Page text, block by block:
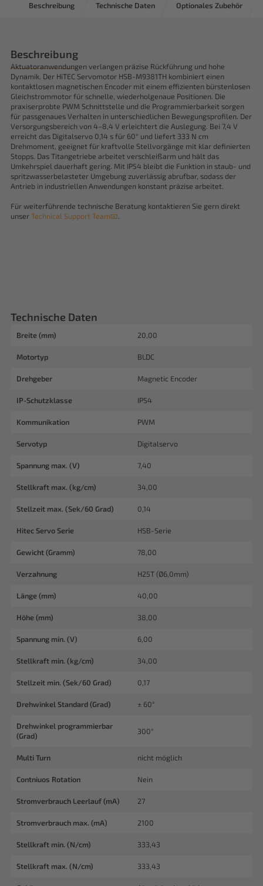
Beschreibung Technische Daten Optionales Zubehör
Beschreibung
Aktuatoranwendungen verlangen präzise Rückführung und hohe
Dynamik. Der HiTEC Servomotor HSB-M9381TH kombiniert einen
kontaktlosen magnetischen Encoder mit einem effizienten bürstenlosen
Gleichstrommotor für schnelle, wiederholgenaue Positionen. Die
praxiserprobte PWM Schnittstelle und die Programmierbarkeit sorgen
für passgenaues Verhalten in unterschiedlichen Bewegungsprofilen. Der
Versorgungsbereich von 4–8,4 V erleichtert die Auslegung. Bei 7,4 V
erreicht das Digitalservo 0,14 s für 60° und liefert 333 N cm
Drehmoment, geeignet für kraftvolle Stellvorgänge mit klar definierten
Stopps. Das Titangetriebe arbeitet verschleißarm und hält das
Umkehrspiel dauerhaft gering. Mit IP54 bleibt die Funktion in staub- und
spritzwasserbelasteter Umgebung zuverlässig abrufbar, sodass der
Antrieb in industriellen Anwendungen konstant präzise arbeitet.
Für weiterführende technische Beratung kontaktieren Sie gern direkt
unserTechnical Support Team📧.
Technische Daten
Breite (mm) 20,00
Motortyp BLDC
Drehgeber Magnetic Encoder
IP-Schutzklasse IP54
Kommunikation PWM
Servotyp Digitalservo
Spannung max. (V) 7,40
Stellkraft max. (kg/cm) 34,00
Stellzeit max. (Sek/60 Grad) 0,14
Hitec Servo Serie HSB-Serie
Gewicht (Gramm) 78,00
Verzahnung H25T (Ø6,0mm)
Länge (mm) 40,00
Höhe (mm) 38,00
Spannung min. (V) 6,00
Stellkraft min. (kg/cm) 34,00
Stellzeit min. (Sek/60 Grad) 0,17
Drehwinkel Standard (Grad) ± 60°
Drehwinkel programmierbar
(Grad)
300°
Multi Turn nicht möglich
Contniuos Rotation Nein
Stromverbrauch Leerlauf (mA) 27
Stromverbrauch max. (mA) 2100
Stellkraft min. (N/cm) 333,43
Stellkraft max. (N/cm) 333,43